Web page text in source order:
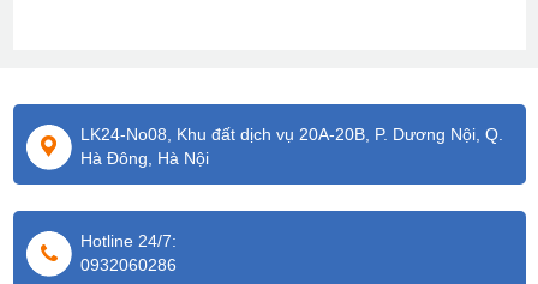
LK24-No08, Khu đất dịch vụ 20A-20B, P. Dương Nội, Q.
Hà Đông, Hà Nội
Hotline 24/7:
0932060286